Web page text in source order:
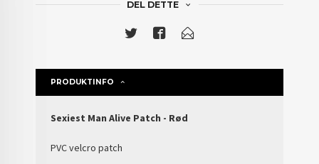
DEL DETTE
PRODUKTINFO
Sexiest Man Alive Patch - Rød
PVC velcro patch